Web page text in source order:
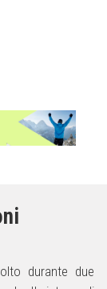
durante due